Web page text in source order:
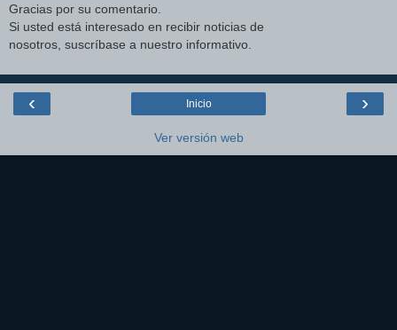
Gracias por su comentario.
Si usted está interesado en recibir noticias de
nosotros, suscríbase a nuestro informativo.
‹ ›
Inicio
Ver versión web